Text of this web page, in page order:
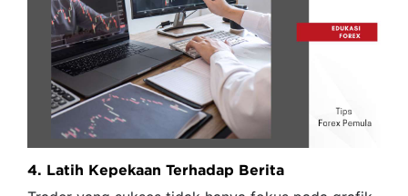
4. Latih Kepekaan Terhadap Berita